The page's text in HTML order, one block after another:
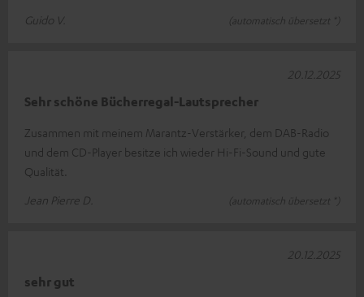
Guido V.
(automatisch übersetzt *)
Sehr schöne Bücherregal-Lautsprecher
Zusammen mit meinem Marantz-Verstärker, dem DAB-Radio
und dem CD-Player besitze ich wieder Hi-Fi-Sound und gute
Qualität.
Jean Pierre D.
(automatisch übersetzt *)
20.12.2025
sehr gut
20.12.2025